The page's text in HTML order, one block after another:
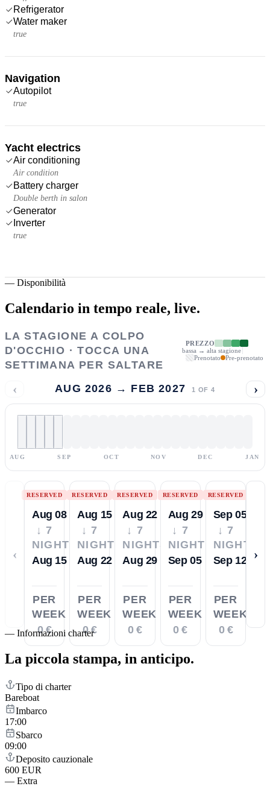
Refrigerator
Water maker
true
Navigation
Autopilot
true
Yacht electrics
Air conditioning
Air condition
Battery charger
Double berth in salon
Generator
Inverter
true
— Disponibilità
Calendario in tempo reale, live.
LA STAGIONE A COLPO
D'OCCHIO · TOCCA UNA
SETTIMANA PER SALTARE
PREZZO
bassa → alta stagione
Prenotato
Pre-prenotato
‹ AUG 2026 → FEB 2027 1 OF 4 ›
AUG SEP OCT NOV DEC JAN
‹
RESERVED
Aug 08
↓ 7
NIGHTS
Aug 15
PER
WEEK
0 €
RESERVED
Aug 15
↓ 7
NIGHTS
Aug 22
PER
WEEK
0 €
RESERVED
Aug 22
↓ 7
NIGHTS
Aug 29
PER
WEEK
0 €
RESERVED
Aug 29
↓ 7
NIGHTS
Sep 05
PER
WEEK
0 €
RESERVED
Sep 05
↓ 7
NIGHTS
Sep 12
PER
WEEK
0 €
›
— Informazioni charter
La piccola stampa, in anticipo.
Tipo di charter
Bareboat
Imbarco
17:00
Sbarco
09:00
Deposito cauzionale
600 EUR
— Extra